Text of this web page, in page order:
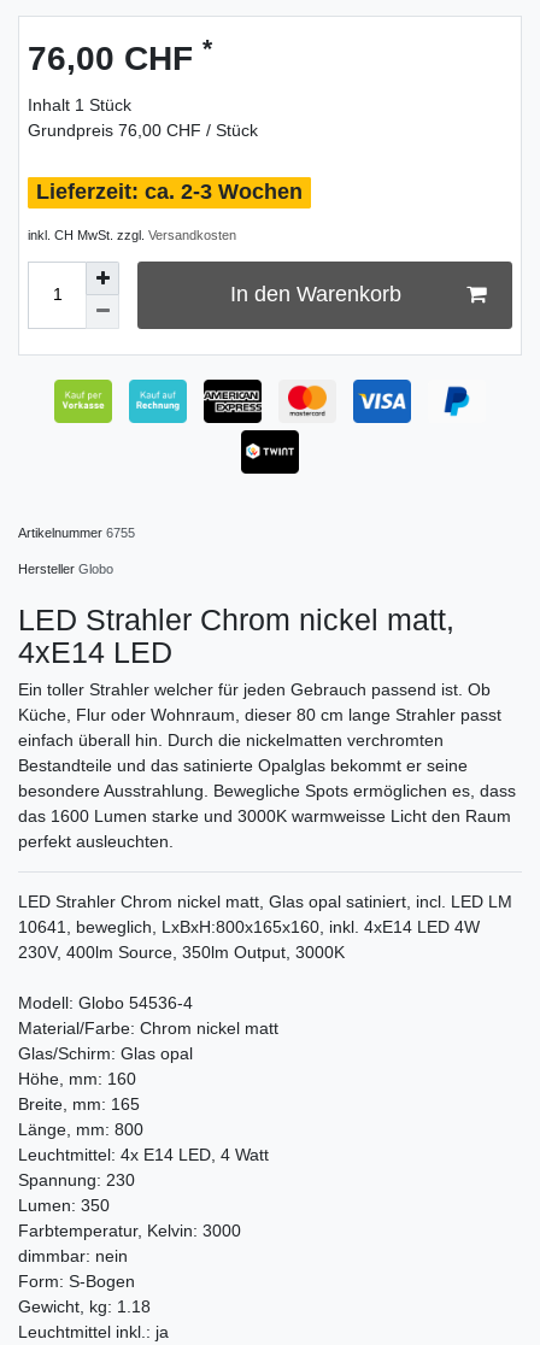
76,00 CHF *
Inhalt 1 Stück
Grundpreis 76,00 CHF / Stück
ca. 2-3 Wochen
inkl. CH MwSt. zzgl. Versandkosten
In den Warenkorb
Artikelnummer 6755
Hersteller Globo
LED Strahler Chrom nickel matt,
4xE14 LED
Ein toller Strahler welcher für jeden Gebrauch passend ist. Ob
Küche, Flur oder Wohnraum, dieser 80 cm lange Strahler passt
einfach überall hin. Durch die nickelmatten verchromten
Bestandteile und das satinierte Opalglas bekommt er seine
besondere Ausstrahlung. Bewegliche Spots ermöglichen es, dass
das 1600 Lumen starke und 3000K warmweisse Licht den Raum
perfekt ausleuchten.
LED Strahler Chrom nickel matt, Glas opal satiniert, incl. LED LM
10641, beweglich, LxBxH:800x165x160, inkl. 4xE14 LED 4W
230V, 400lm Source, 350lm Output, 3000K
Modell: Globo 54536-4
Material/Farbe: Chrom nickel matt
Glas/Schirm: Glas opal
Höhe, mm: 160
Breite, mm: 165
Länge, mm: 800
Leuchtmittel: 4x E14 LED, 4 Watt
Spannung: 230
Lumen: 350
Farbtemperatur, Kelvin: 3000
dimmbar: nein
Form: S-Bogen
Gewicht, kg: 1.18
Leuchtmittel inkl.: ja